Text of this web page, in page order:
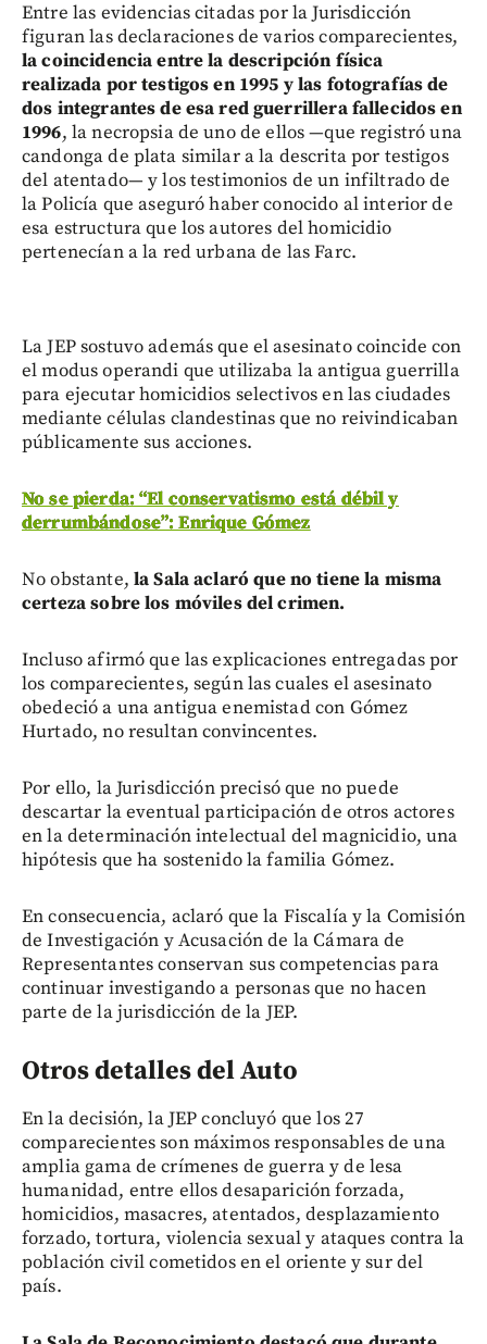
Entre las evidencias citadas por la Jurisdicción
figuran las declaraciones de varios comparecientes,
la coincidencia entre la descripción física
realizada por testigos en 1995 y las fotografías de
dos integrantes de esa red guerrillera fallecidos en
1996, la necropsia de uno de ellos —que registró una
candonga de plata similar a la descrita por testigos
del atentado— y los testimonios de un infiltrado de
la Policía que aseguró haber conocido al interior de
esa estructura que los autores del homicidio
pertenecían a la red urbana de las Farc.
La JEP sostuvo además que el asesinato coincide con
el modus operandi que utilizaba la antigua guerrilla
para ejecutar homicidios selectivos en las ciudades
mediante células clandestinas que no reivindicaban
públicamente sus acciones.
No se pierda: “El conservatismo está débil y
derrumbándose”: Enrique Gómez
No obstante, la Sala aclaró que no tiene la misma
certeza sobre los móviles del crimen.
Incluso afirmó que las explicaciones entregadas por
los comparecientes, según las cuales el asesinato
obedeció a una antigua enemistad con Gómez
Hurtado, no resultan convincentes.
Por ello, la Jurisdicción precisó que no puede
descartar la eventual participación de otros actores
en la determinación intelectual del magnicidio, una
hipótesis que ha sostenido la familia Gómez.
En consecuencia, aclaró que la Fiscalía y la Comisión
de Investigación y Acusación de la Cámara de
Representantes conservan sus competencias para
continuar investigando a personas que no hacen
parte de la jurisdicción de la JEP.
Otros detalles del Auto
En la decisión, la JEP concluyó que los 27
comparecientes son máximos responsables de una
amplia gama de crímenes de guerra y de lesa
humanidad, entre ellos desaparición forzada,
homicidios, masacres, atentados, desplazamiento
forzado, tortura, violencia sexual y ataques contra la
población civil cometidos en el oriente y sur del
país.